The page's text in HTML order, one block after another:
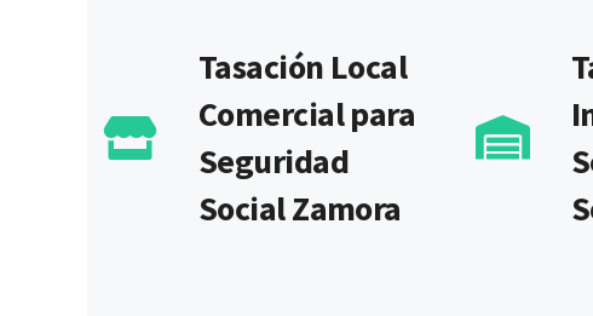
Tasación Local
Comercial para
Seguridad
Social Zamora